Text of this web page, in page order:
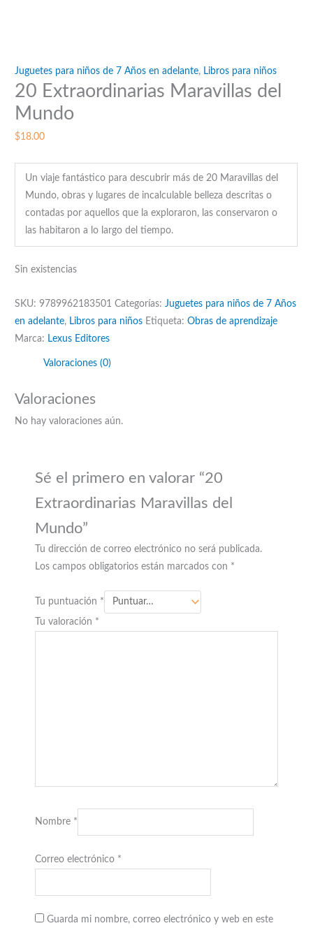
Juguetes para niños de 7 Años en adelante, Libros para niños
20 Extraordinarias Maravillas del
Mundo
$18.00
Un viaje fantástico para descubrir más de 20 Maravillas del
Mundo, obras y lugares de incalculable belleza descritas o
contadas por aquellos que la exploraron, las conservaron o
las habitaron a lo largo del tiempo.
Sin existencias
SKU:9789962183501 Categorías:Juguetes para niños de 7 Años
en adelante, Libros para niños Etiqueta:Obras de aprendizaje
Marca: Lexus Editores
Valoraciones (0)
Valoraciones
No hay valoraciones aún.
Sé el primero en valorar “20
Extraordinarias Maravillas del
Mundo”
Tu dirección de correo electrónico no será publicada.
Los campos obligatorios están marcados con *
Tu puntuación *
Tu valoración *
Nombre *
Correo electrónico *
Guarda mi nombre, correo electrónico y web en este